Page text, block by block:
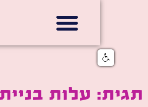
עלות בניית